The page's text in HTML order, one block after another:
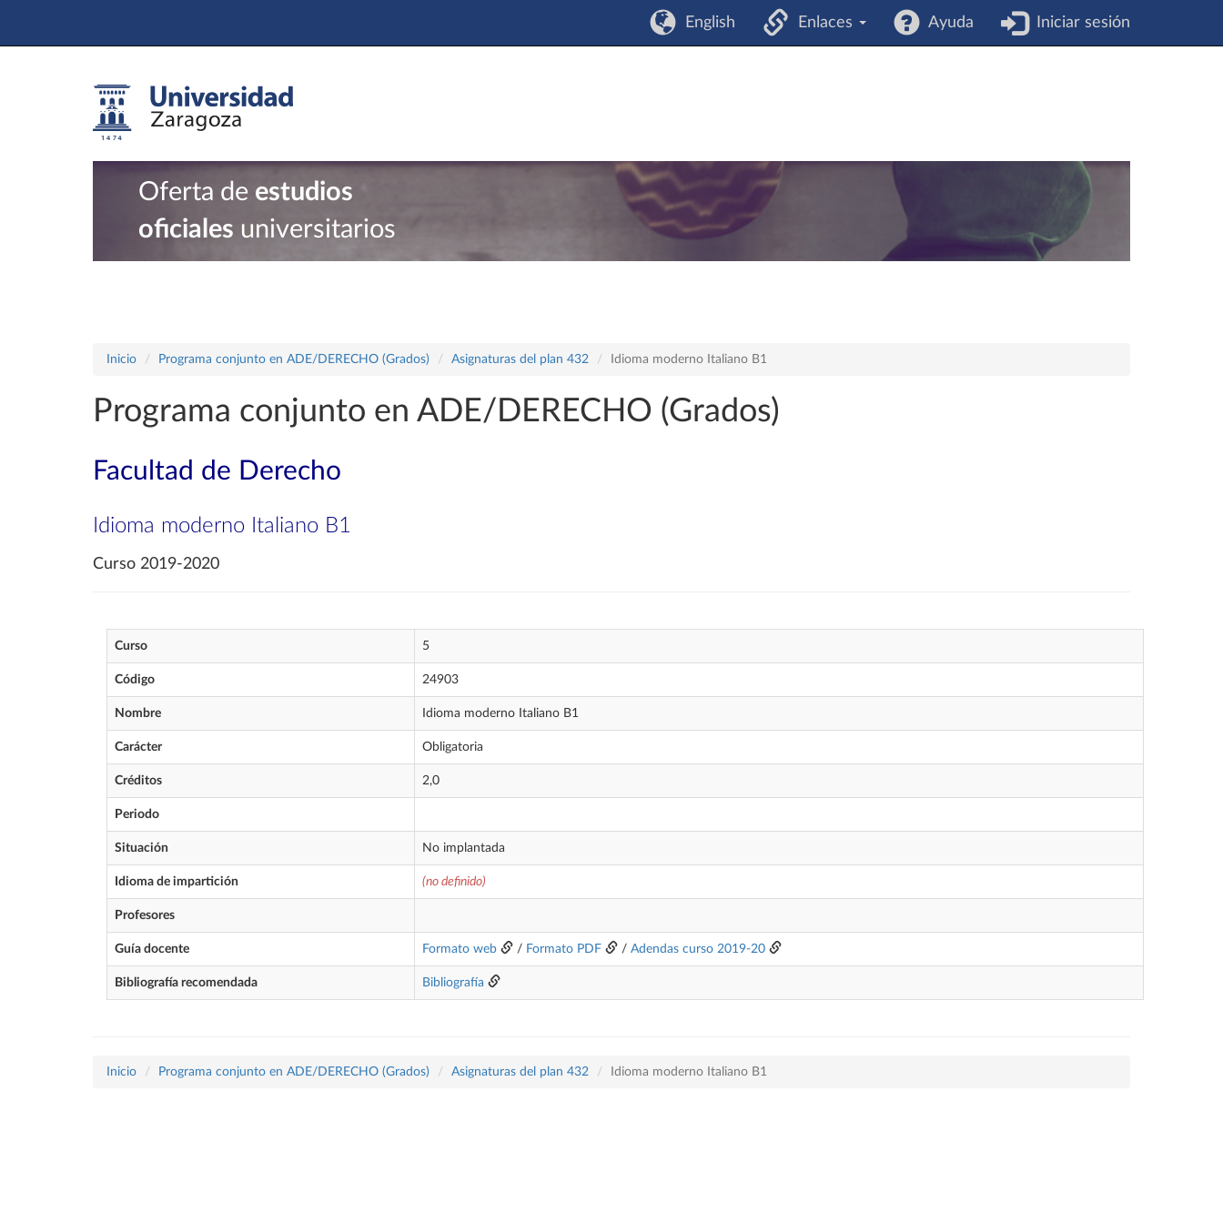
English Enlaces Ayuda Iniciar sesión
Oferta de estudios
oficiales universitarios
Inicio Programa conjunto en ADE/DERECHO (Grados) Asignaturas del plan 432 Idioma moderno Italiano B1
Programa conjunto en ADE/DERECHO (Grados)
Facultad de Derecho
Idioma moderno Italiano B1
Curso 2019-2020
Curso 5
Código 24903
Nombre Idioma moderno Italiano B1
Carácter Obligatoria
Créditos 2,0
Periodo
Situación No implantada
Idioma de impartición (no definido)
Profesores
Guía docente Formato web / Formato PDF / Adendas curso 2019-20
Bibliografía recomendada Bibliografía
Inicio Programa conjunto en ADE/DERECHO (Grados) Asignaturas del plan 432 Idioma moderno Italiano B1